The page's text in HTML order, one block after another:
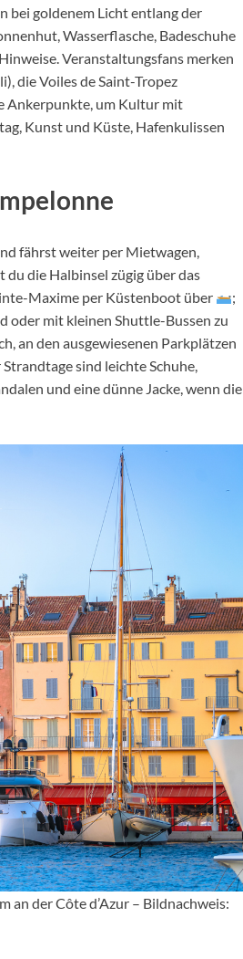
bei goldenem Licht entlang der
Wasserflasche, Badeschuhe
Veranstaltungsfans merken
die Voiles de Saint-Tropez
Ankerpunkte, um Kultur mit
Kunst und Küste, Hafenkulissen
fährst weiter per Mietwagen,
die Halbinsel zügig über das
Maxime per Küstenboot über
;
oder mit kleinen Shuttle-Bussen zu
an den ausgewiesenen Parkplätzen
sind leichte Schuhe,
und eine dünne Jacke, wenn die
an der Côte d’Azur – Bildnachweis: